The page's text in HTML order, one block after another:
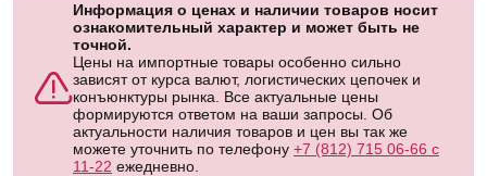
Информация о ценах и наличии товаров носит
ознакомительный характер и может быть не
точной.
Цены на импортные товары особенно сильно
зависят от курса валют, логистических цепочек и
конъюнктуры рынка. Все актуальные цены
формируются ответом на ваши запросы. Об
актуальности наличия товаров и цен вы так же
можете уточнить по телефону +7 (812) 715 06-66 с
11-22 ежедневно.